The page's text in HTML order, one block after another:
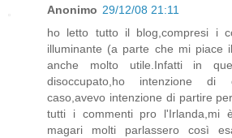
Anonimo 29/12/08 21:11
ho letto tutto il blog,compresi i
illuminante (a parte che mi piace
anche molto utile.Infatti in
disoccupato,ho intenzione di
caso,avevo intenzione di partire
tutti i commenti pro l'Irlanda,mi
magari molti parlassero così